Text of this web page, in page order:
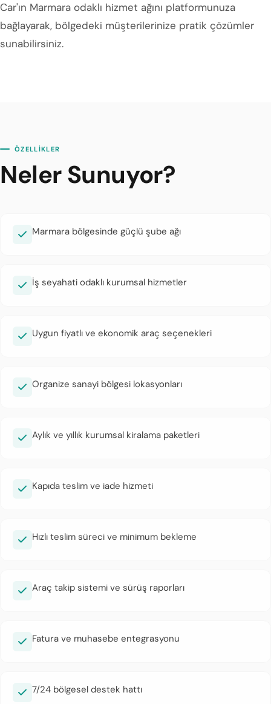
Car'ın Marmara odaklı hizmet ağını platformunuza
bağlayarak, bölgedeki müşterilerinize pratik çözümler
sunabilirsiniz.
ÖZELLİKLER
Neler Sunuyor?
Marmara bölgesinde güçlü şube ağı
İş seyahati odaklı kurumsal hizmetler
Uygun fiyatlı ve ekonomik araç seçenekleri
Organize sanayi bölgesi lokasyonları
Aylık ve yıllık kurumsal kiralama paketleri
Kapıda teslim ve iade hizmeti
Hızlı teslim süreci ve minimum bekleme
Araç takip sistemi ve sürüş raporları
Fatura ve muhasebe entegrasyonu
7/24 bölgesel destek hattı